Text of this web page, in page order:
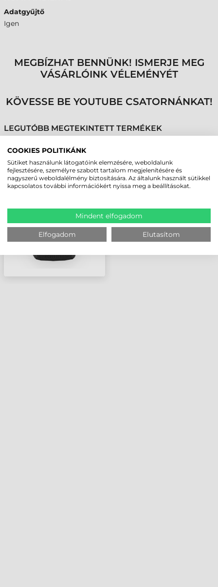
Adatgyűjtő
Igen
MEGBÍZHAT BENNÜNK! ISMERJE MEG
VÁSÁRLÓINK VÉLEMÉNYÉT
KÖVESSE BE YOUTUBE CSATORNÁNKAT!
LEGUTÓBB MEGTEKINTETT TERMÉKEK
ZEBRA AKKUMULÁTOR,
EXTENDED, TC53/TC58,
FR55, 6600 MAH
COOKIES POLITIKÁNK
Sütiket használunk látogatóink elemzésére, weboldalunk
fejlesztésére, személyre szabott tartalom megjelenítésére és
nagyszerű weboldalélmény biztosítására. Az általunk használt sütikkel
kapcsolatos további információkért nyissa meg a beállításokat.
Mindent elfogadom
Elfogadom Elutasítom